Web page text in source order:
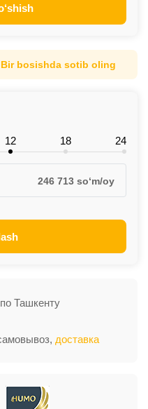
Bir bosishda sotib oling
12 18 24
246 713 so‘m/oy
по Ташкенту
доставка